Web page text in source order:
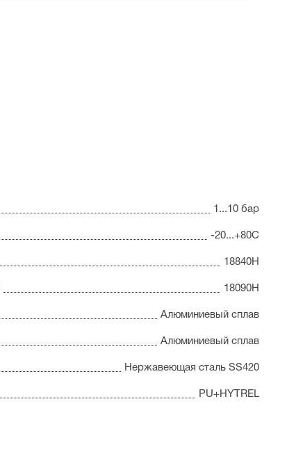
1...10 бар
-20...+80С
18840Н
18090Н
Алюминиевый сплав
Алюминиевый сплав
Нержавеющая сталь SS420
PU+HYTREL